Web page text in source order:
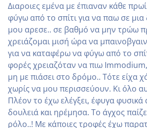
Διαροιες εμένα με έπιαναν κάθε
φύγω από το σπίτι για να παω σε
μου αρεσε.. σε βαθμό να μην τρώω
χρειάζομαι μισή ώρα να
για να καταφέρω να φύγω από το
φορές χρειαζόταν να πιω
μη με πιάσει στο δρόμο.. Τότε είχα
χωρίς να μου περισσεύουν. Κι όλο
Πλέον το έχω ελέγξει, έφυγα φυσικά
δουλειά και ηρέμησα. Το άγχος
ρόλο..! Με κάποιες τροφές έχω